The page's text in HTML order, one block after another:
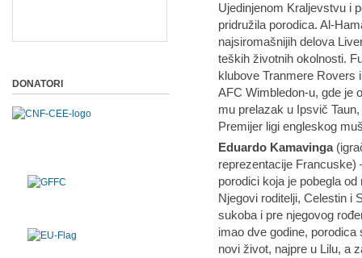
Ujedinjenom Kraljevstvu i
pridružila porodica. Al-
najsiromašnijih delova
teških životnih okolnosti.
klubove Tranmere Rovers
AFC Wimbledon-u, gde je
mu prelazak u Ipsvič
Premijer ligi engleskog
Eduardo Kamavinga
reprezentacije Francuske)
porodici koja je pobegla
Njegovi roditelji, Celestin i
sukoba i pre njegovog
imao dve godine,
novi život, najpre u Lilu, a
DONATORI